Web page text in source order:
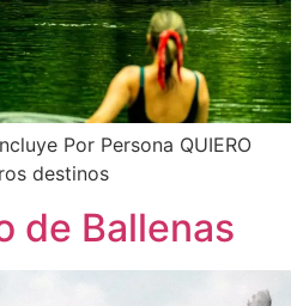
Por Persona QUIERO
destinos
de Ballenas